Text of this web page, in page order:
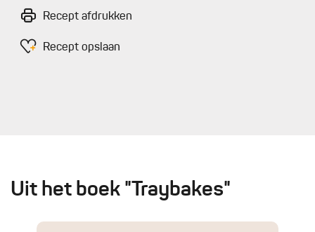
Recept afdrukken
Recept opslaan
Uit het boek "Traybakes"